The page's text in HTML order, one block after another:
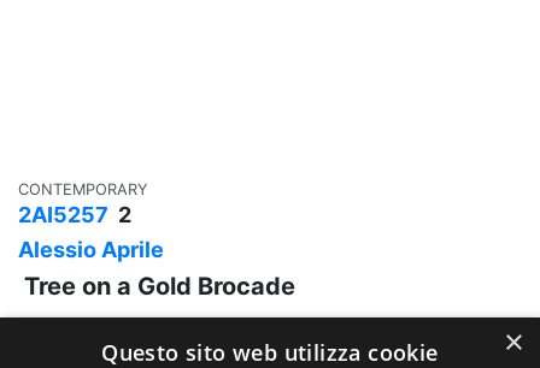
CONTEMPORARY
2AI5257 2
Alessio Aprile
Tree on a Gold Brocade
×
Questo sito web utilizza cookie